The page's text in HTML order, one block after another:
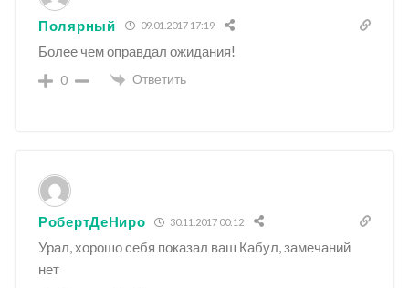
Полярный 09.01.2017 17:19
Более чем оправдал ожидания!
0 Ответить
РобертДеНиро 30.11.2017 00:12
Урал, хорошо себя показал ваш Кабул, замечаний
нет